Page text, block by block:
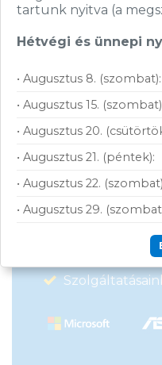
Nagy
Garanciavállalás
Hűségprogram
50 000 Ft
tartunk nyitva (a
Hétvégi és ünnepi
• Augusztus 8. (szombat):
• Augusztus 15.
• Augusztus 20.
• Augusztus 21. (péntek):
• Augusztus 22.
• Augusztus 29.